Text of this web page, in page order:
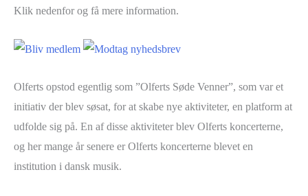
Klik nedenfor og få mere information.
Olferts opstod egentlig som ”Olferts Søde Venner”, som var et
initiativ der blev søsat, for at skabe nye aktiviteter, en platform at
udfolde sig på. En af disse aktiviteter blev Olferts koncerterne,
og her mange år senere er Olferts koncerterne blevet en
institution i dansk musik.